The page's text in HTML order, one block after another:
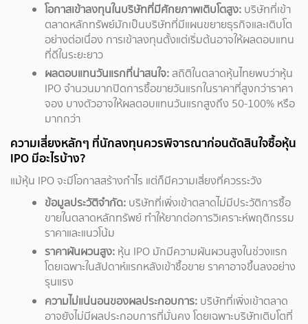
โอกาสเข้าลงทุนในบริษัทที่มีศักยภาพเติบโตสูง: บริษัทที่เข้า
ตลาดหลักทรัพย์มักเป็นบริษัทที่มีแผนขยายธุรกิจและเติบโต
อย่างต่อเนื่อง การเข้าลงทุนตั้งแต่เริ่มต้นอาจให้ผลตอบแทน
ที่ดีในระยะยาว
ผลตอบแทนวันแรกที่น่าสนใจ:สถิติในตลาดหุ้นไทยพบว่าหุ้น
IPO จำนวนมากปิดการซื้อขายวันแรกในราคาที่สูงกว่าราคา
จอง บางตัวอาจให้ผลตอบแทนวันแรกสูงถึง 50-100% หรือ
มากกว่า
ความเสี่ยงหลักๆ ที่นักลงทุนควรพิจารณาก่อนตัดสินใจซื้อหุ้น
IPO มีอะไรบ้าง?
แม้หุ้น IPO จะมีโอกาสสร้างกำไร แต่ก็มีความเสี่ยงที่ควรระวัง
ข้อมูลประวัติจำกัด: บริษัทที่เพิ่งเข้าตลาดไม่มีประวัติการซื้อ
ขายในตลาดหลักทรัพย์ ทำให้ยากต่อการวิเคราะห์พฤติกรรม
ราคาและแนวโน้ม
ราคาผันผวนสูง: หุ้น IPO มักมีความผันผวนสูงในช่วงแรก
โดยเฉพาะในสัปดาห์แรกหลังเข้าซื้อขาย ราคาอาจขึ้นลงอย่าง
รุนแรง
ความไม่แน่นอนของผลประกอบการ: บริษัทที่เพิ่งเข้าตลาด
อาจยังไม่มีผลประกอบการที่มั่นคง โดยเฉพาะบริษัทเติบโตที่